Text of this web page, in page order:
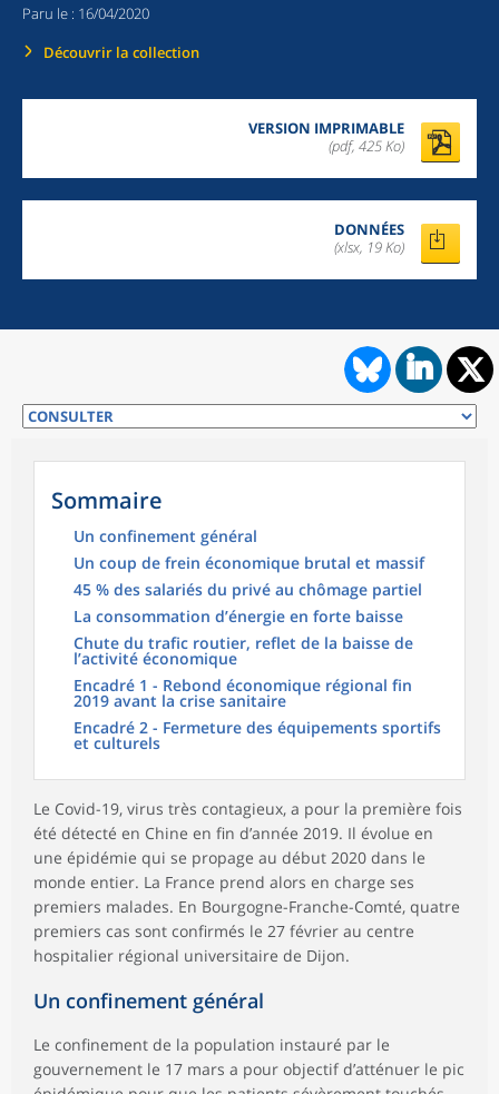
Paru le : 16/04/2020
Découvrir la collection
VERSION IMPRIMABLE
(pdf, 425 Ko)
DONNÉES
(xlsx, 19 Ko)
Sommaire
Un confinement général
Un coup de frein économique brutal et massif
45 % des salariés du privé au chômage partiel
La consommation d’énergie en forte baisse
Chute du trafic routier, reflet de la baisse de
l’activité économique
Encadré 1 - Rebond économique régional fin
2019 avant la crise sanitaire
Encadré 2 - Fermeture des équipements sportifs
et culturels
Le Covid-19, virus très contagieux, a pour la première fois
été détecté en Chine en fin d’année 2019. Il évolue en
une épidémie qui se propage au début 2020 dans le
monde entier. La France prend alors en charge ses
premiers malades. En Bourgogne-Franche-Comté, quatre
premiers cas sont confirmés le 27 février au centre
hospitalier régional universitaire de Dijon.
Un confinement général
Le confinement de la population instauré par le
gouvernement le 17 mars a pour objectif d’atténuer le pic